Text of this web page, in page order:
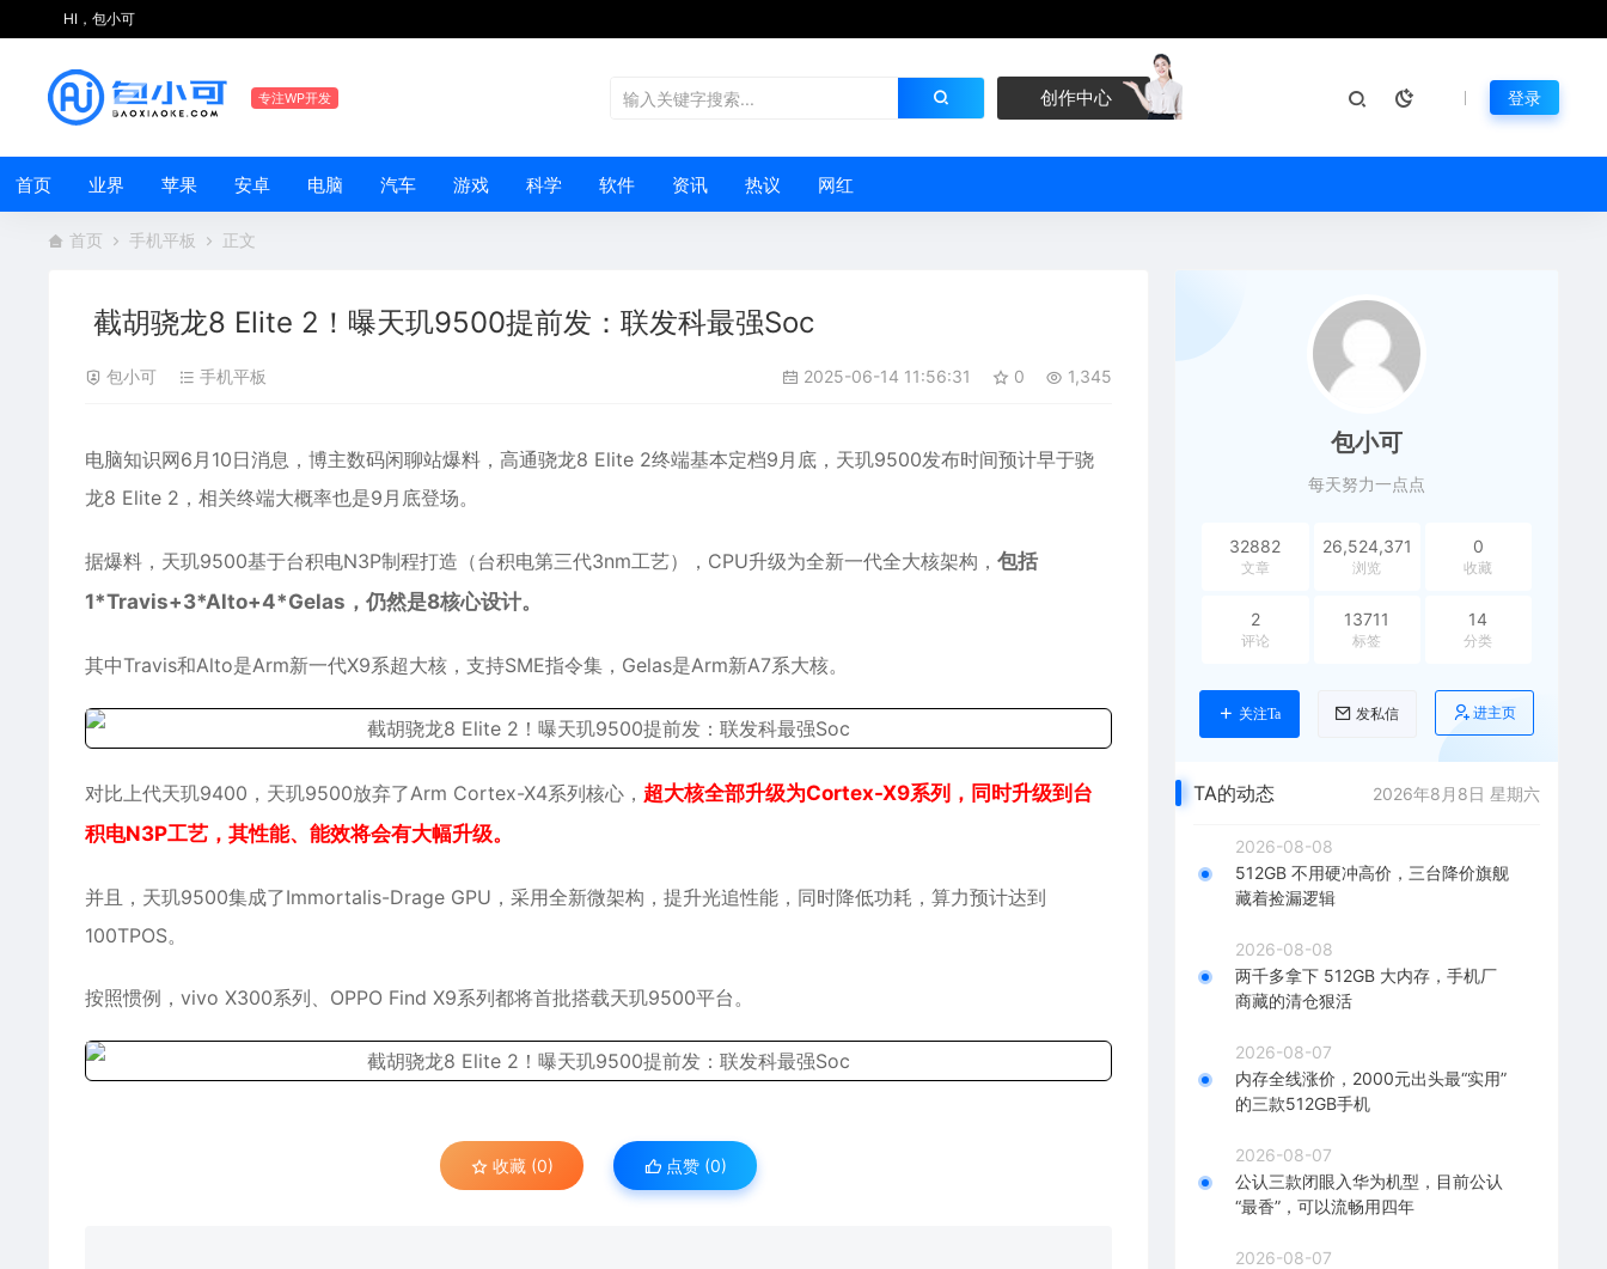
HI，包小可
专注WP开发 创作中心 登录
首页 业界 苹果 安卓 电脑 汽车 游戏 科学 软件 资讯 热议 网红
首页 手机平板 正文
截胡骁龙8 Elite 2！曝天玑9500提前发：联发科最强Soc
包小可 手机平板 2025-06-14 11:56:31 0 1,345
电脑知识网6月10日消息，博主数码闲聊站爆料，高通骁龙8 Elite 2终端基本定档9月底， 天玑9500发布时间预计早于骁
龙8 Elite 2，相关终端大概率也是9月底登场。
据爆料，天玑9500基于台积电N3P制程打造（台积电第三代3nm工艺），CPU升级为全新一代全大核架构， 包括
1*Travis+3*Alto+4*Gelas，仍然是8核心设计。
其中Travis和Alto是Arm新一代X9系超大核，支持SME指令集，Gelas是Arm新A7系大核。
对比上代天玑9400，天玑9500放弃了Arm Cortex-X4系列核心， 超大核全部升级为Cortex-X9系列，同时升级到台
积电N3P工艺，其性能、能效将会有大幅升级。
并且，天玑9500集成了Immortalis-Drage GPU，采用全新微架构，提升光追性能，同时降低功耗，算力预计达到
100TPOS。
按照惯例，vivo X300系列、OPPO Find X9系列都将首批搭载天玑9500平台。
收藏 (0) 点赞 (0)
包小可
每天努力一点点
32882
文章
26,524,371
浏览
0
收藏
2
评论
13711
标签
14
分类
关注Ta 发私信 进主页
TA的动态 2026年8月8日 星期六
2026-08-08
512GB 不用硬冲高价，三台降价旗舰
藏着捡漏逻辑
2026-08-08
两千多拿下 512GB 大内存，手机厂
商藏的清仓狠活
2026-08-07
内存全线涨价，2000元出头最“实用”
的三款512GB手机
2026-08-07
公认三款闭眼入华为机型，目前公认
“最香”，可以流畅用四年
2026-08-07